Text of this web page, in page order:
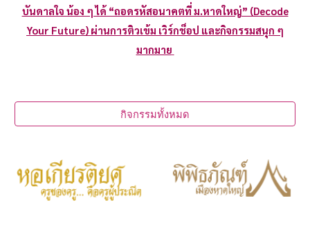
บันดาลใจ น้อง ๆ ได้ “ถอดรหัสอนาคตที่ ม.หาดใหญ่” (Decode
Your Future) ผ่านการติวเข้ม เวิร์กช็อป และกิจกรรมสนุก ๆ
มากมาย
กิจกรรมทั้งหมด